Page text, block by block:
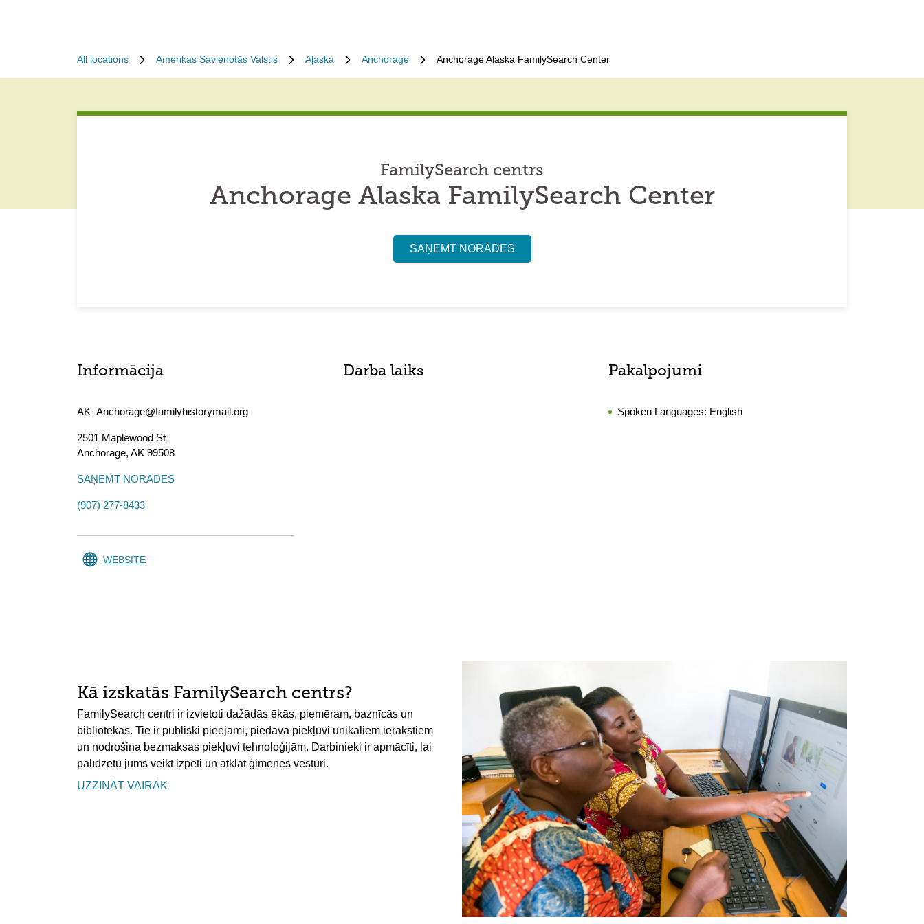
All locations Amerikas Savienotās Valstis Aļaska Anchorage Anchorage Alaska FamilySearch Center
FamilySearch centrs
Anchorage Alaska FamilySearch Center
SAŅEMT NORĀDES
Informācija
AK_Anchorage@familyhistorymail.org
2501 Maplewood St
Anchorage, AK 99508
SAŅEMT NORĀDES
(907) 277-8433
WEBSITE
Darba laiks Pakalpojumi
Spoken Languages: English
Kā izskatās FamilySearch centrs?
FamilySearch centri ir izvietoti dažādās ēkās, piemēram, baznīcās un
bibliotēkās. Tie ir publiski pieejami, piedāvā piekļuvi unikāliem ierakstiem
un nodrošina bezmaksas piekļuvi tehnoloģijām. Darbinieki ir apmācīti, lai
palīdzētu jums veikt izpēti un atklāt ģimenes vēsturi.
UZZINĀT VAIRĀK